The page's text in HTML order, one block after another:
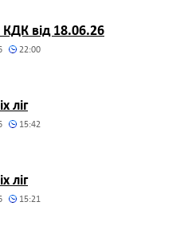
від 18.06.26
22:00
ліг
15:42
ліг
15:21